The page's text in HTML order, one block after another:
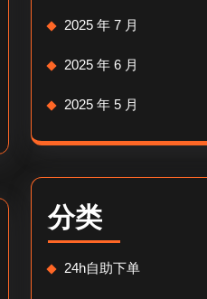
2025 年 7 月
2025 年 6 月
2025 年 5 月
分类
24h自助下单